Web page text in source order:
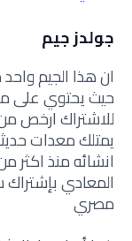
جولدز جيم
ان هذا الجيم
حيث يحتوي على
للاشتراك ارخص
يمتلك معدات
مصري